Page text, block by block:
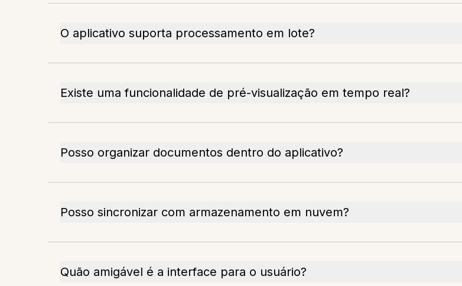
O aplicativo suporta processamento em lote?
Existe uma funcionalidade de pré-visualização em tempo real?
Posso organizar documentos dentro do aplicativo?
Posso sincronizar com armazenamento em nuvem?
Quão amigável é a interface para o usuário?